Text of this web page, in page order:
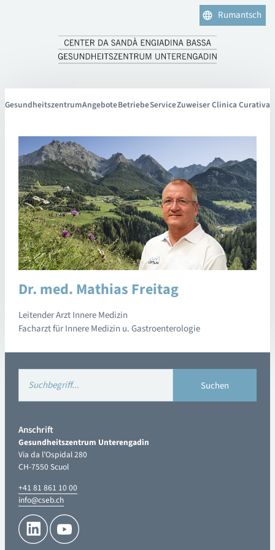
Rumantsch
GesundheitszentrumAngeboteBetriebeServiceZuweiser Clinica Curativa
Dr. med. Mathias Freitag
Leitender Arzt Innere Medizin
Facharzt für Innere Medizin u. Gastroenterologie
Anschrift
Gesundheitszentrum Unterengadin
Via da l’Ospidal 280
CH-7550 Scuol
+41 81 861 10 00
info@cseb.ch